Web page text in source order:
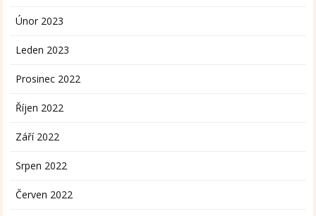
Únor 2023
Leden 2023
Prosinec 2022
Říjen 2022
Září 2022
Srpen 2022
Červen 2022